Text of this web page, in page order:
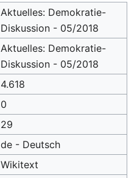
Aktuelles: Demokratie-
Diskussion - 05/2018
Aktuelles: Demokratie-
Diskussion - 05/2018
4.618
0
29
de - Deutsch
Wikitext